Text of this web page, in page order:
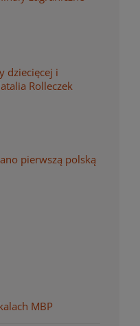
dziecięcej i
Rolleczek
pierwszą polską
MBP